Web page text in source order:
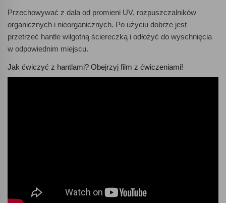
Przechowywać z dala od promieni UV, rozpuszczalników
organicznych i nieorganicznych. Po użyciu dobrze jest
przetrzeć hantle wilgotną ściereczką i odłożyć do wyschnięcia
w odpowiednim miejscu.
Jak ćwiczyć z hantlami? Obejrzyj film z ćwiczeniami!